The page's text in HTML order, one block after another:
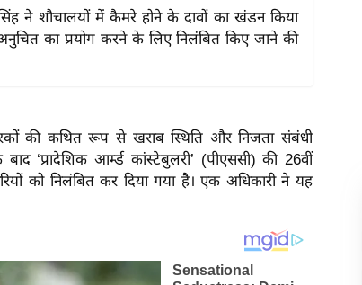
सिंह ने शौचालयों में कैमरे होने के दावों का खंडन किया
का प्रयोग करने के लिए निलंबित किए जाने की
बैरकों की कथित रूप से खराब स्थिति और निजता संबंधी
‘प्रादेशिक आर्म्‍ड कांस्टेबुलरी’ (पीएससी) की 26वीं
को निलंबित कर दिया गया है। एक अधिकारी ने यह